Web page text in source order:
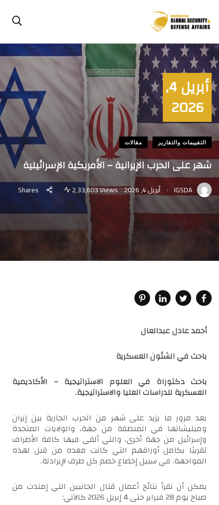
أبريل 4,
2026
التقييمات والتقارير مقالات
شهر على الحرب الإيرانية – الأمريكية الإسرائيلية
IGSDA
. أبريل 4, 2026 2٬33,603 Views Shares
أحمد عادل عبدالعال
باحث في الشئون العسكرية
باحث دكتوراة في العلوم الاستراتيجية – الأكاديمية
العسكرية للدراسات العليا والاستراتيجية.
بعد مرور ما يزيد على شهر من الحرب الجارية بين إيران
وميليشاتها في المنطقة من جهة، والولايات المتحدة
وإسرائيل من جهة أخرى، والتي ألقى فيها كافة الأطراف
تقريبًا بكامل أوراقهم التي كانت معده من قبل لهذه
المواجهة. في سبيل إخضاع خصم كل طرف لإيرادتة.
يمكن أن نقرأ نتائج أعمال قتال الجانبين التي إمتدت من
صباح يوم 28 فبراير حتى 4 إبريل 2026 كالآتي: